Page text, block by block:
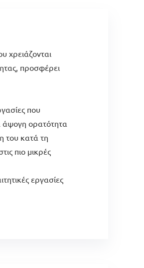
χρειάζονται
προσφέρει
που
άψογη ορατότητα
του κατά τη
πιο μικρές
εργασίες